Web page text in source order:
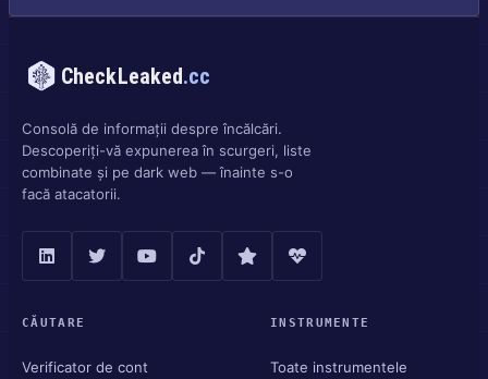
CheckLeaked.cc
Consolă de informații despre încălcări.
Descoperiți-vă expunerea în scurgeri, liste
combinate și pe dark web — înainte s-o
facă atacatorii.
CĂUTARE
Verificator de cont
INSTRUMENTE
Toate instrumentele